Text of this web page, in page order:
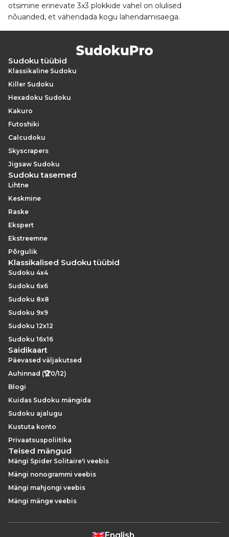
otsimine erinevate 3x3 plokkide vahel on olulised
nõuanded, et vähendada kogu lahendamisaega.
Sudoku tüübid
Klassikaline Sudoku
Killer Sudoku
Hexadoku Sudoku
Kakuro
Futoshiki
Calcudoku
Skyscrapers
Jigsaw Sudoku
Sudoku tasemed
Lihtne
Keskmine
Raske
Ekspert
Ekstreemne
Põrgulik
Klassikalised Sudoku tüübid
Sudoku 4x4
Sudoku 6x6
Sudoku 8x8
Sudoku 9x9
Sudoku 12x12
Sudoku 16x16
Saidikaart
Päevased väljakutsed
Auhinnad (🏆0/12)
Blogi
Kuidas Sudoku mängida
Sudoku ajalugu
Kustuta konto
Privaatsuspoliitika
Teised mängud
Mängi Spider Solitaire'i veebis
Mängi nonogrammi veebis
Mängi mahjongi veebis
Mängi mänge veebis